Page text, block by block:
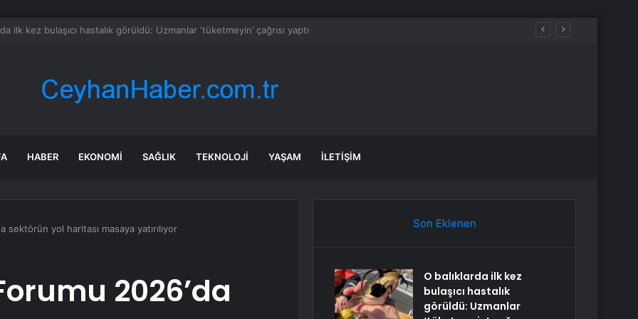
haritadan silindi: Halk tahliye edildi
HABER EKONOMI SAĞLIK TEKNOLOJI YAŞAM İLETIŞIM
sektörün yol haritası masaya yatırılıyor
2026’da
Son Eklenen
O balıklarda ilk kez
bulaşıcı hastalık
görüldü: Uzmanlar